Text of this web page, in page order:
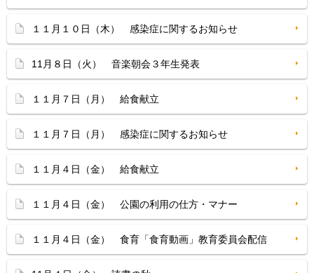
１１月１０日（木） 感染症に関するお知らせ
11月８日（火） 音楽朝会３年生発表
１１月７日（月） 給食献立
１１月７日（月） 感染症に関するお知らせ
１１月４日（金） 給食献立
１１月４日（金） 公園の利用の仕方・マナー
１１月４日（金） 食育「食育動画」教育委員会配信